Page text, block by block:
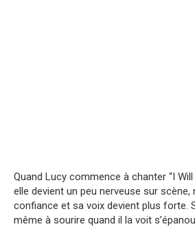
Quand Lucy commence à chanter “I
elle devient un peu nerveuse sur scène,
confiance et sa voix devient plus forte.
même à sourire quand il la voit